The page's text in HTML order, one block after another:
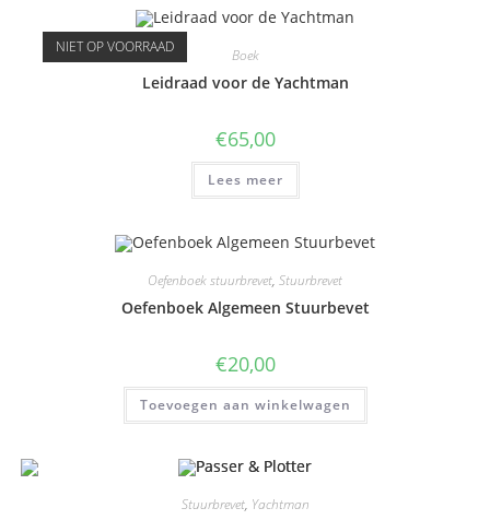
NIET OP VOORRAAD Boek
Leidraad voor de Yachtman
€65,00
Lees meer
Oefenboek stuurbrevet, Stuurbrevet
Oefenboek Algemeen Stuurbevet
€20,00
Toevoegen aan winkelwagen
Stuurbrevet, Yachtman